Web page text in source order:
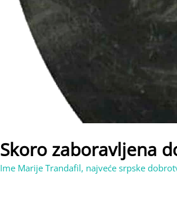
Skoro zaboravljena
Ime Marije Trandafil, najveće srpske